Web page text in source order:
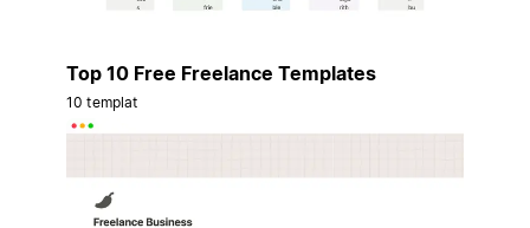
Top 10 Free Freelance Templates
10 templat